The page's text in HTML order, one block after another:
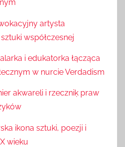
artysta
współczesnej
i edukatorka łącząca
w nurcie Verdadism
akwareli i rzeczniķ praw
ikona sztuki, poezji i
wieku